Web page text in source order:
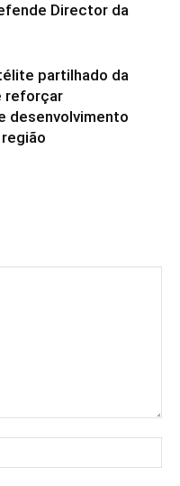
Director da
partilhado da
reforçar
desenvolvimento